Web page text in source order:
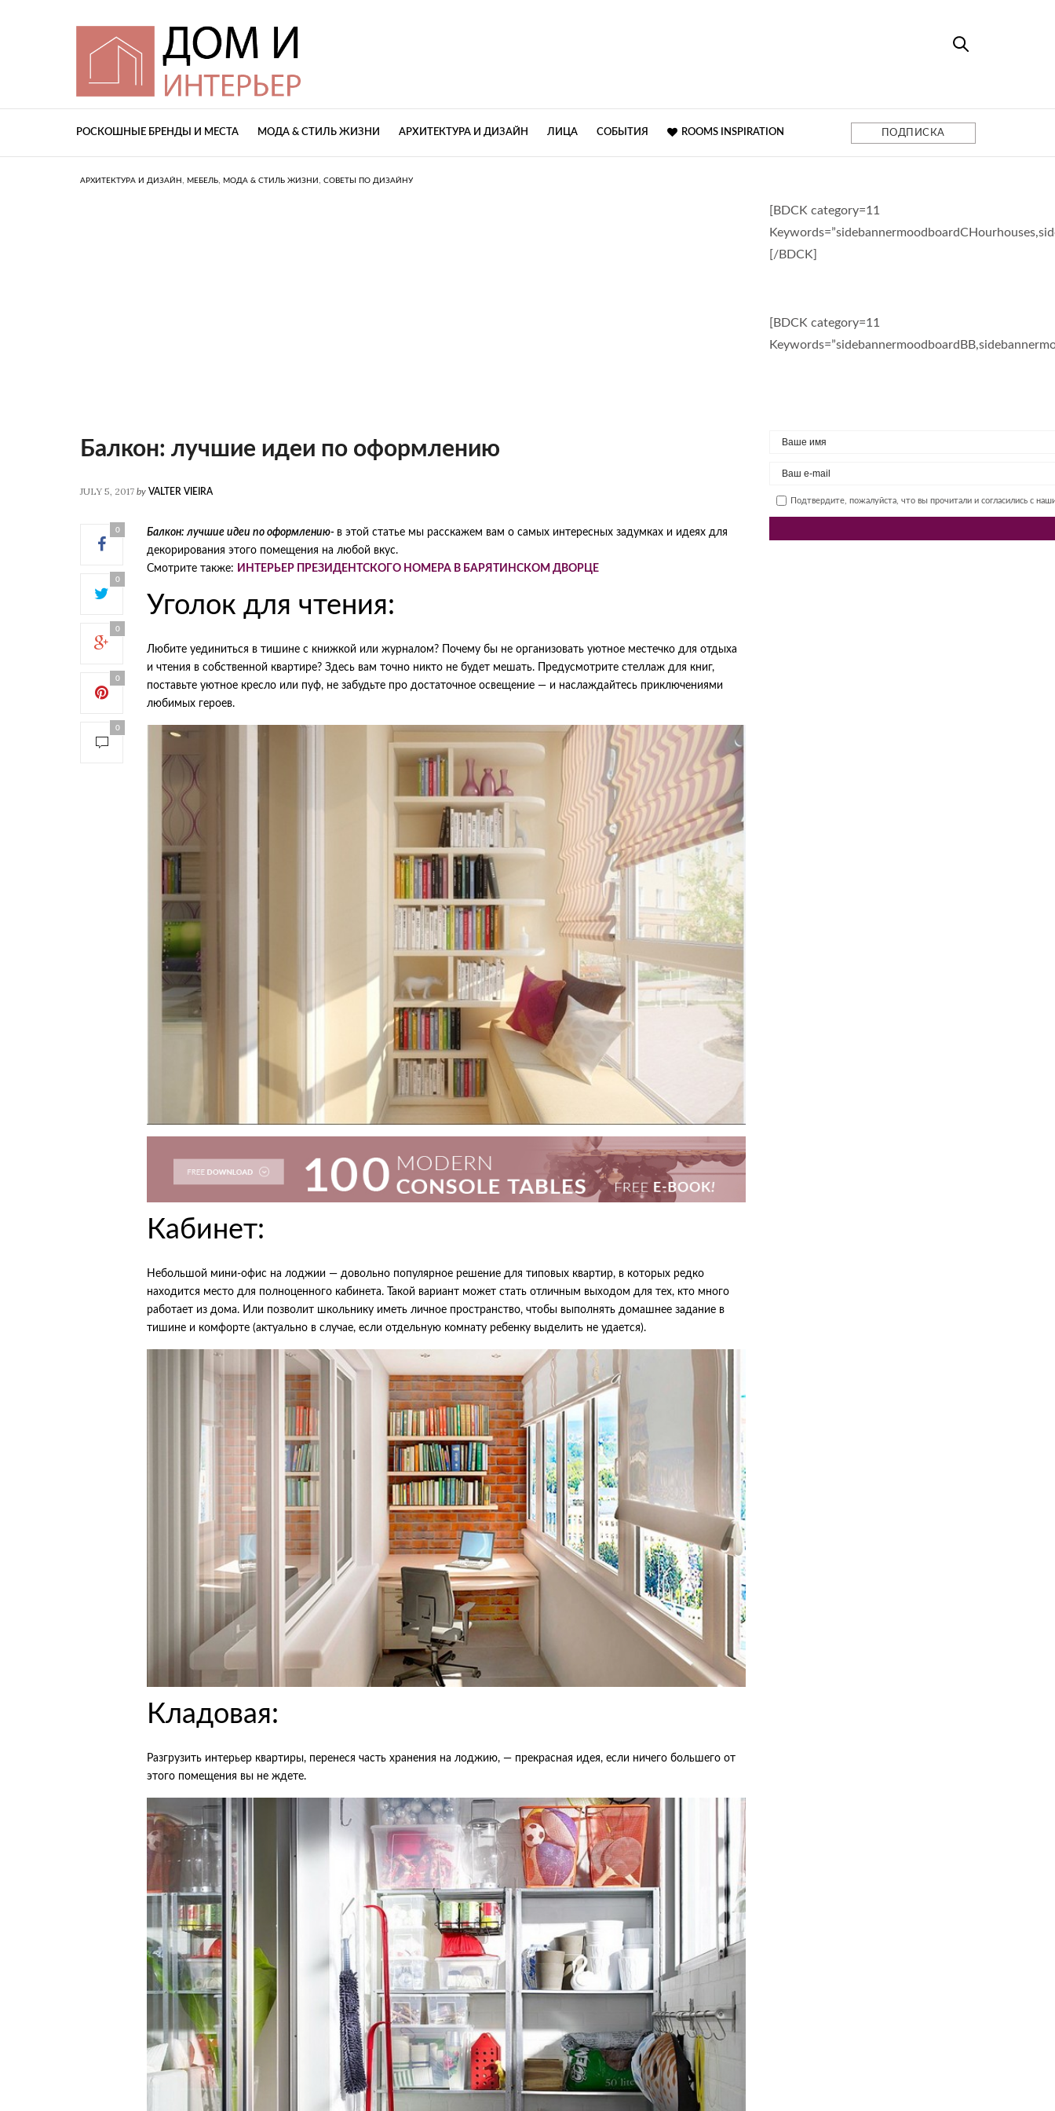
РОСКОШНЫЕ БРЕНДЫ И МЕСТА МОДА & СТИЛЬ ЖИЗНИ АРХИТЕКТУРА И ДИЗАЙН ЛИЦА СОБЫТИЯ ROOMS INSPIRATION ПОДПИСКА
АРХИТЕКТУРА И ДИЗАЙН , МЕБЕЛЬ, МОДА & СТИЛЬ ЖИЗНИ , СОВЕТЫ ПО ДИЗАЙНУ
Балкон: лучшие идеи по оформлению
JULY 5, 2017 by VALTER VIEIRA
0
0
0
0
0
Балкон: лучшие идеи по оформлению- в этой статье мы расскажем вам о самых интересных задумках и идеях для
декорирования этого помещения на любой вкус.
Смотрите также: ИНТЕРЬЕР ПРЕЗИДЕНТСКОГО НОМЕРА В БАРЯТИНСКОМ ДВОРЦЕ
Уголок для чтения:
Любите уединиться в тишине с книжкой или журналом? Почему бы не организовать уютное местечко для отдыха
и чтения в собственной квартире? Здесь вам точно никто не будет мешать. Предусмотрите стеллаж для книг,
поставьте уютное кресло или пуф, не забудьте про достаточное освещение — и наслаждайтесь приключениями
любимых героев.
Кабинет:
Небольшой мини-офис на лоджии — довольно популярное решение для типовых квартир, в которых редко
находится место для полноценного кабинета. Такой вариант может стать отличным выходом для тех, кто много
работает из дома. Или позволит школьнику иметь личное пространство, чтобы выполнять домашнее задание в
тишине и комфорте (актуально в случае, если отдельную комнату ребенку выделить не удается).
Кладовая:
Разгрузить интерьер квартиры, перенеся часть хранения на лоджию, — прекрасная идея, если ничего большего от
этого помещения вы не ждете.
[BDCK category=11
[/BDCK]
[BDCK category=11
Подтвердите, пожалуйста, что вы прочитали и согласились с